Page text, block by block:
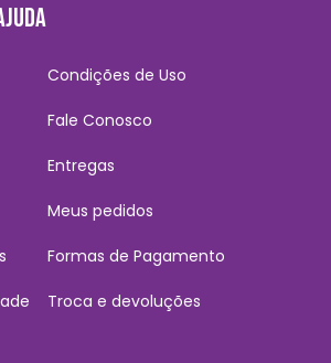
Condições de Uso
Fale Conosco
Entregas
Meus pedidos
Formas de Pagamento
Troca e devoluções